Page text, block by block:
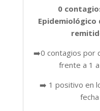
0
Epidemiológico
➡️0 contagios por
frente a 1
➡️ 1 positivo en